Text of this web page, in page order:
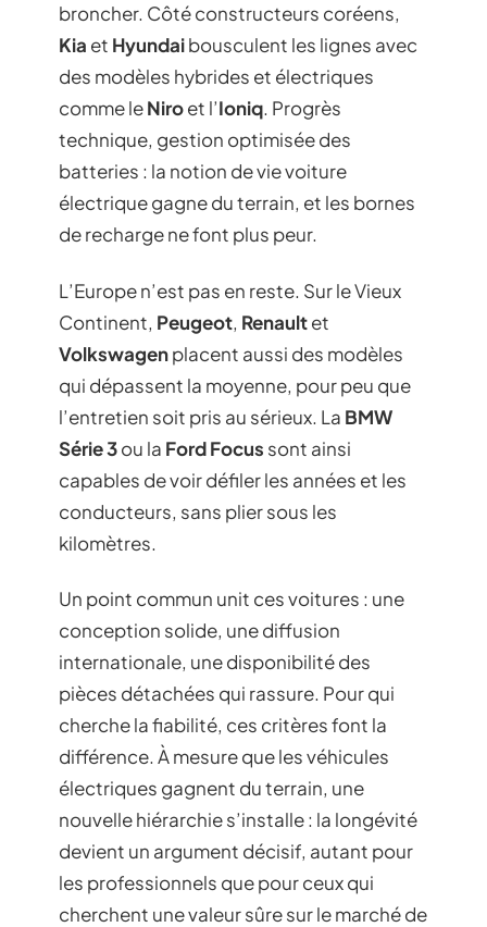
broncher. Côté constructeurs coréens,
Kia et Hyundaibousculent les lignes avec
des modèles hybrides et électriques
comme leNiroet l’Ioniq. Progrès
technique, gestion optimisée des
batteries : la notion de vie voiture
électrique gagne du terrain, et les bornes
de recharge ne font plus peur.
L’Europe n’est pas en reste. Sur le Vieux
Continent, Peugeot, Renaultet
Volkswagenplacent aussi des modèles
qui dépassent la moyenne, pour peu que
l’entretien soit pris au sérieux. La BMW
Série 3ou la Ford Focus sont ainsi
capables de voir défiler les années et les
conducteurs, sans plier sous les
kilomètres.
Un point commun unit ces voitures : une
conception solide, une diffusion
internationale, une disponibilité des
pièces détachées qui rassure. Pour qui
cherche la fiabilité, ces critères font la
différence. À mesure que les véhicules
électriques gagnent du terrain, une
nouvelle hiérarchie s’installe : la longévité
devient un argument décisif, autant pour
les professionnels que pour ceux qui
cherchent une valeur sûre sur le marché de